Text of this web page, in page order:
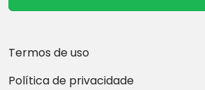
Termos de uso
Política de privacidade